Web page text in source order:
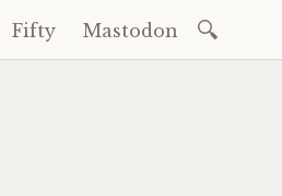
Accéder
au
Fifty Mastodon